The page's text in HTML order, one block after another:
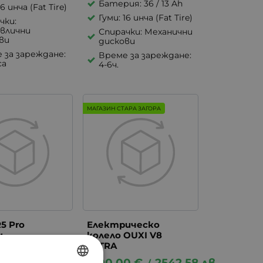
инча (Fat Tire)
за зареждане:
Батерия: 36 / 13 Ah
Гуми: 16 инча (Fat Tire)
Спирачки: Механични
дискови
Време за зареждане:
4-6ч.
Pro
Електрическо
колело OUXI V8
ULTRA
МАГАЗИН СТАРА ЗАГОРА